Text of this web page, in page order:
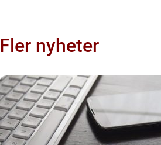
Fler nyheter